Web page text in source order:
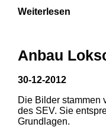
1
Weiterlesen
Anbau
30-12-2012
Die Bilder stammen
des SEV. Sie
Grundlagen.